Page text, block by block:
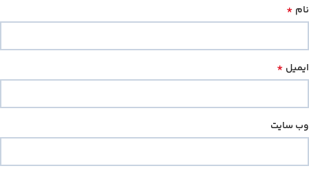
نام *
ایمیل *
وب‌ سایت